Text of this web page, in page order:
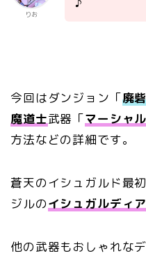
りお
今回はダンジョン「廃
魔道士武器「マーシャ
方法などの詳細です。
蒼天のイシュガルド最
ジルのイシュガルディ
他の武器もおしゃれな